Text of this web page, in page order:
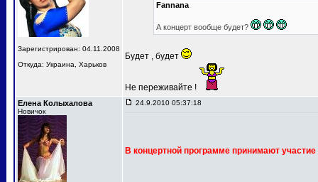
Зарегистрирован: 04.11.2008
Откуда: Украина, Харьков
Fannana
А концерт вообще будет?
Будет , будет
Не переживайте !
Елена Колыхалова
Новичок
24.9.2010 05:37:18
В концертной программе принимают участие